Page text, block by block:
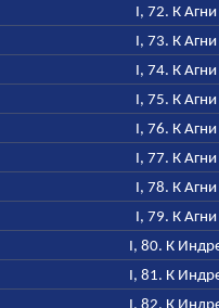
I, 72. К Агни
I, 73. К Агни
I, 74. К Агни
I, 75. К Агни
I, 76. К Агни
I, 77. К Агни
I, 78. К Агни
I, 79. К Агни
I, 80. К
I, 81. К
I, 82. К